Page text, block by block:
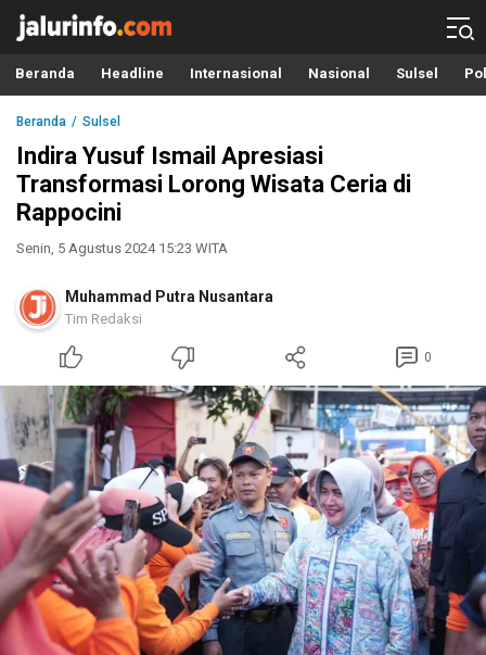
Info Terbaru, Berita Terkini Hari Ini, Jalurinfo.com
Terkini, Akurat dan Terpercaya
Beranda Headline Internasional Nasional Sulsel
Beranda Sulsel
Indira Yusuf Ismail Apresiasi
Transformasi Lorong Wisata Ceria di
Rappocini
Senin, 5 Agustus 2024 15:23 WITA
Muhammad Putra Nusantara
Tim Redaksi
0